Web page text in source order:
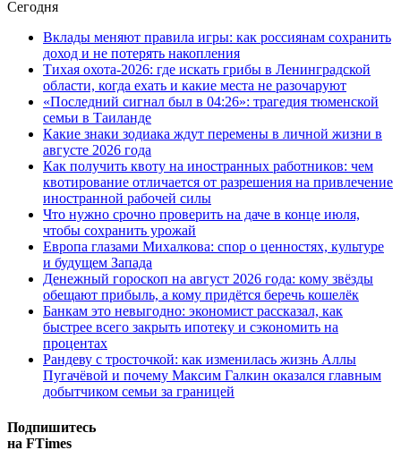
Сегодня
Вклады меняют правила игры: как россиянам сохранить
доход и не потерять накопления
Тихая охота-2026: где искать грибы в Ленинградской
области, когда ехать и какие места не разочаруют
«Последний сигнал был в 04:26»: трагедия тюменской
семьи в Таиланде
Какие знаки зодиака ждут перемены в личной жизни в
августе 2026 года
Как получить квоту на иностранных работников: чем
квотирование отличается от разрешения на привлечение
иностранной рабочей силы
Что нужно срочно проверить на даче в конце июля,
чтобы сохранить урожай
Европа глазами Михалкова: спор о ценностях, культуре
и будущем Запада
Денежный гороскоп на август 2026 года: кому звёзды
обещают прибыль, а кому придётся беречь кошелёк
Банкам это невыгодно: экономист рассказал, как
быстрее всего закрыть ипотеку и сэкономить на
процентах
Рандеву с тросточкой: как изменилась жизнь Аллы
Пугачёвой и почему Максим Галкин оказался главным
добытчиком семьи за границей
Подпишитесь
на FTimes